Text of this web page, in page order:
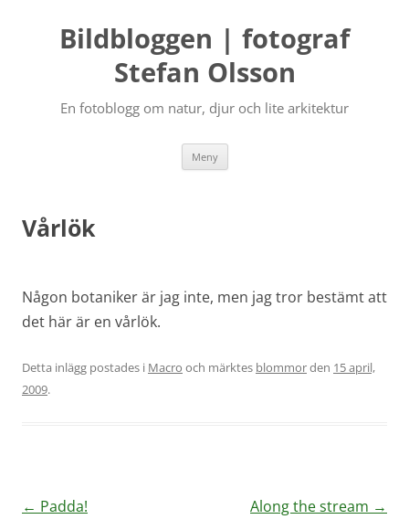
Bildbloggen | fotograf
Stefan Olsson
En fotoblogg om natur, djur och lite arkitektur
Meny Hoppa
till
Vårlök
Någon botaniker är jag inte, men jag tror bestämt att
det här är en vårlök.
Detta inlägg postades i Macro och märktes blommorden 15 april,
2009.
Inläggsnavigering
← Padda! Along the stream →